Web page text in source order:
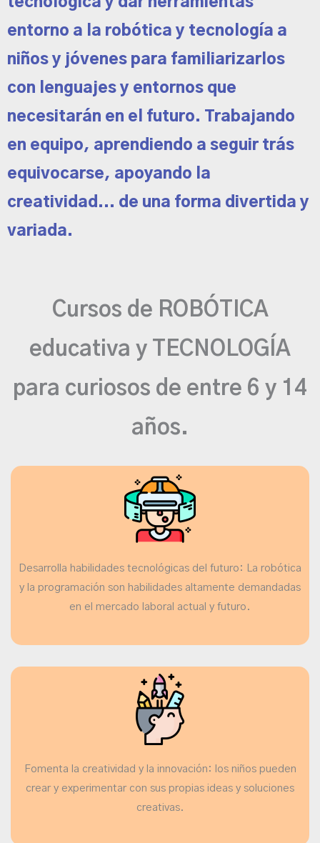
entorno a la robótica y tecnología a
niños y jóvenes para familiarizarlos
con lenguajes y entornos que
necesitarán en el futuro. Trabajando
en equipo, aprendiendo a seguir trás
equivocarse, apoyando la
creatividad... de una forma divertida y
variada.
Cursos de ROBÓTICA
educativa y TECNOLOGÍA
para curiosos de entre 6 y 14
años.
Desarrolla habilidades tecnológicas del futuro: La robótica
y la programación son habilidades altamente demandadas
en el mercado laboral actual y futuro.
Fomenta la creatividad y la innovación: los niños pueden
crear y experimentar con sus propias ideas y soluciones
creativas.